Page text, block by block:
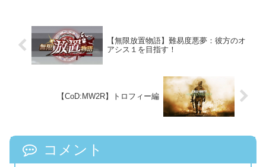
【無限放置物語】難易度悪夢：彼方のオ
アシス１を目指す！
【CoD:MW2R】トロフィー編
コメント